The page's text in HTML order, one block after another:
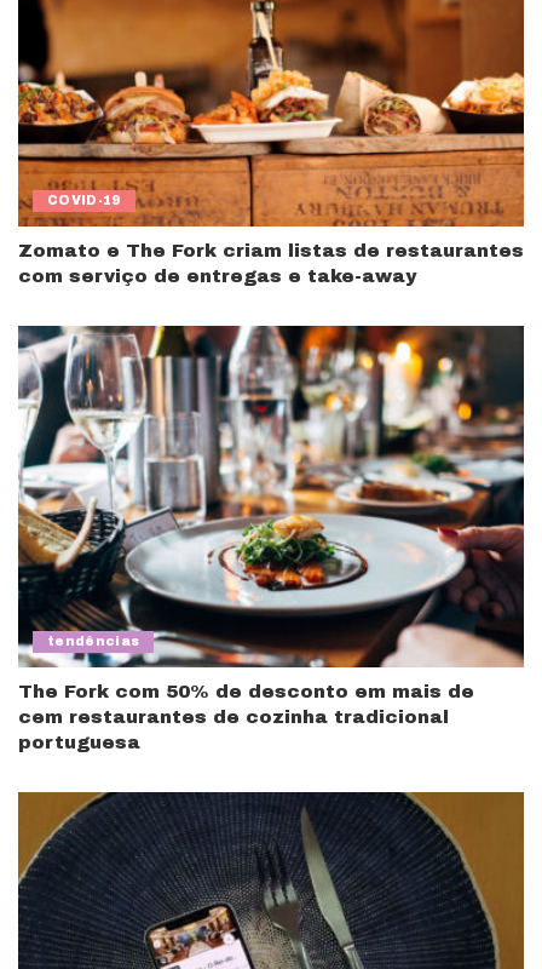
COVID-19
Zomato e The Fork criam listas de restaurantes
com serviço de entregas e take-away
tendências
The Fork com 50% de desconto em mais de
cem restaurantes de cozinha tradicional
portuguesa